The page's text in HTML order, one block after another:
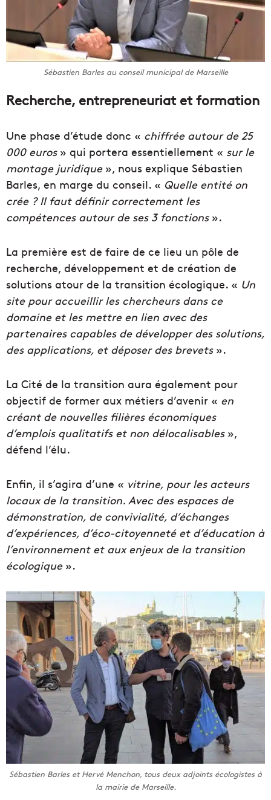
Sébastien Barles au conseil municipal de Marseille
Recherche, entrepreneuriat et formation
Une phase d’étude donc « chiffrée autour de 25
000 euros» qui portera essentiellement « sur le
montage juridique», nous explique Sébastien
Barles, en marge du conseil. « Quelle entité on
crée ? Il faut définir correctement les
compétences autour de ses 3 fonctions».
La première est de faire de ce lieu un pôle de
recherche, développement et de création de
solutions atour de la transition écologique. « Un
site pour accueillir les chercheurs dans ce
domaine et les mettre en lien avec des
partenaires capables de développer des solutions,
des applications, et déposer des brevets».
La Cité de la transition aura également pour
objectif de former aux métiers d’avenir « en
créant de nouvelles filières économiques
d’emplois qualitatifs et non délocalisables»,
défend l’élu.
Enfin, il s’agira d’une « vitrine, pour les acteurs
locaux de la transition. Avec des espaces de
démonstration, de convivialité, d’échanges
d’expériences, d’éco-citoyenneté et d’éducation à
l’environnement et aux enjeux de la transition
écologique».
Sébastien Barles et Hervé Menchon, tous deux adjoints écologistes à
la mairie de Marseille.